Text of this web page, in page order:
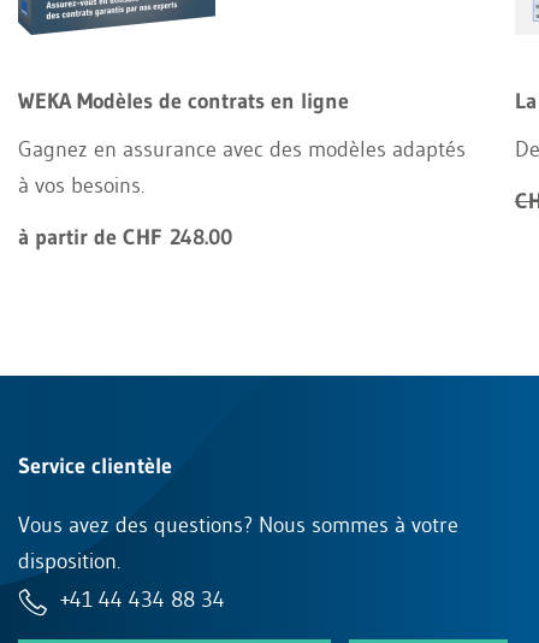
WEKA Modèles de contrats en ligne
Gagnez en assurance avec des modèles adaptés
à vos besoins.
à partir de CHF 248.00
Service clientèle
Vous avez des questions? Nous sommes à votre
disposition.
+41 44 434 88 34